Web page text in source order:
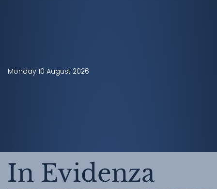
Monday 10 August 2026
In Evidenza